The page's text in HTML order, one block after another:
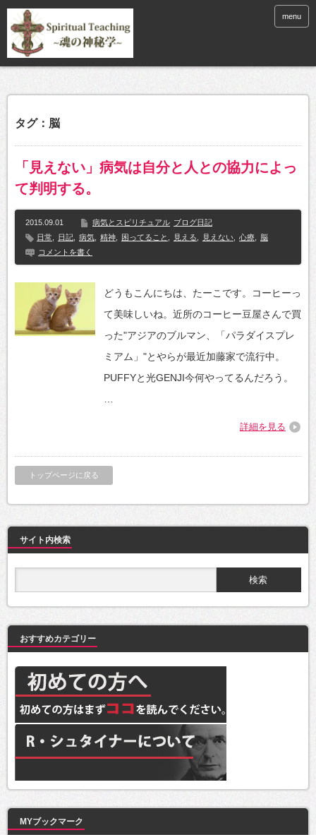
menu
タグ：脳
「見えない」病気は自分と人との協力によっ
て判明する。
2015.09.01 病気とスピリチュアル ブログ日記
日常
日記 病気 精神 困ってること 見える 見えない 心療
脳
コメントを書く
どうもこんにちは、たーこです。コーヒーっ
て美味しいね。近所のコーヒー豆屋さんで買
った"アジアのブルマン、「パラダイスプレ
ミアム」"とやらが最近加藤家で流行中。
PUFFYと光GENJI今何やってるんだろう。
詳細を見る
トップページに戻る
サイト内検索
おすすめカテゴリー
MYブックマーク